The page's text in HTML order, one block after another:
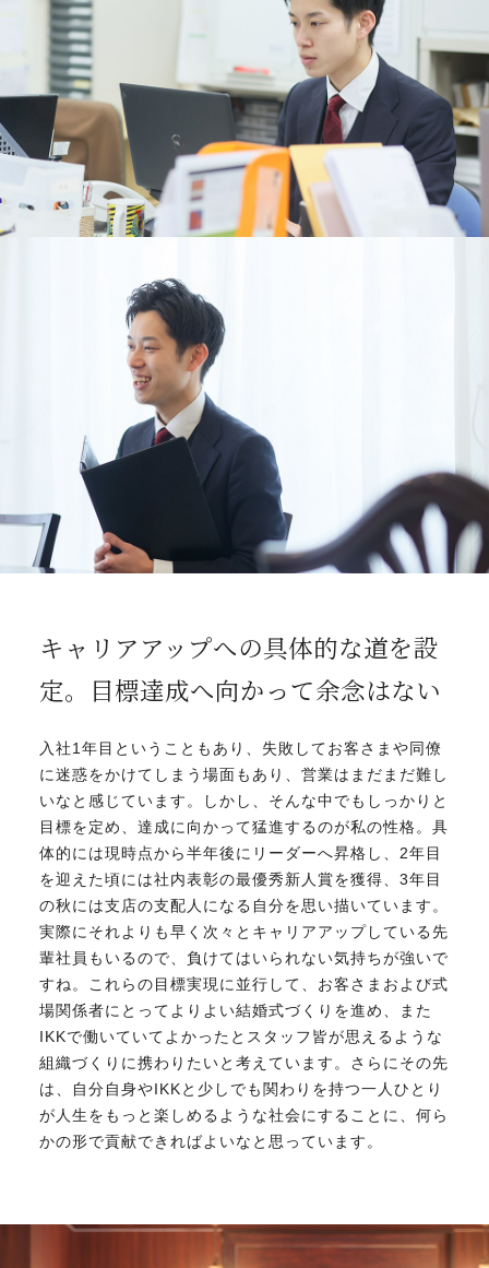
キャリアアップへの具体的な道を設
定。
目標達成へ向かって余念はない
入社1年目ということもあり、失敗してお客さまや同僚
に迷惑をかけてしまう場面もあり、営業はまだまだ難し
いなと感じています。しかし、そんな中でもしっかりと
目標を定め、達成に向かって猛進するのが私の性格。具
体的には現時点から半年後にリーダーへ昇格し、2年目
を迎えた頃には社内表彰の最優秀新人賞を獲得、3年目
の秋には支店の支配人になる自分を思い描いています。
実際にそれよりも早く次々とキャリアアップしている先
輩社員もいるので、負けてはいられない気持ちが強いで
すね。これらの目標実現に並行して、お客さまおよび式
場関係者にとってよりよい結婚式づくりを進め、また
IKKで働いていてよかったとスタッフ皆が思えるような
組織づくりに携わりたいと考えています。さらにその先
は、自分自身やIKKと少しでも関わりを持つ一人ひとり
が人生をもっと楽しめるような社会にすることに、何ら
かの形で貢献できればよいなと思っています。